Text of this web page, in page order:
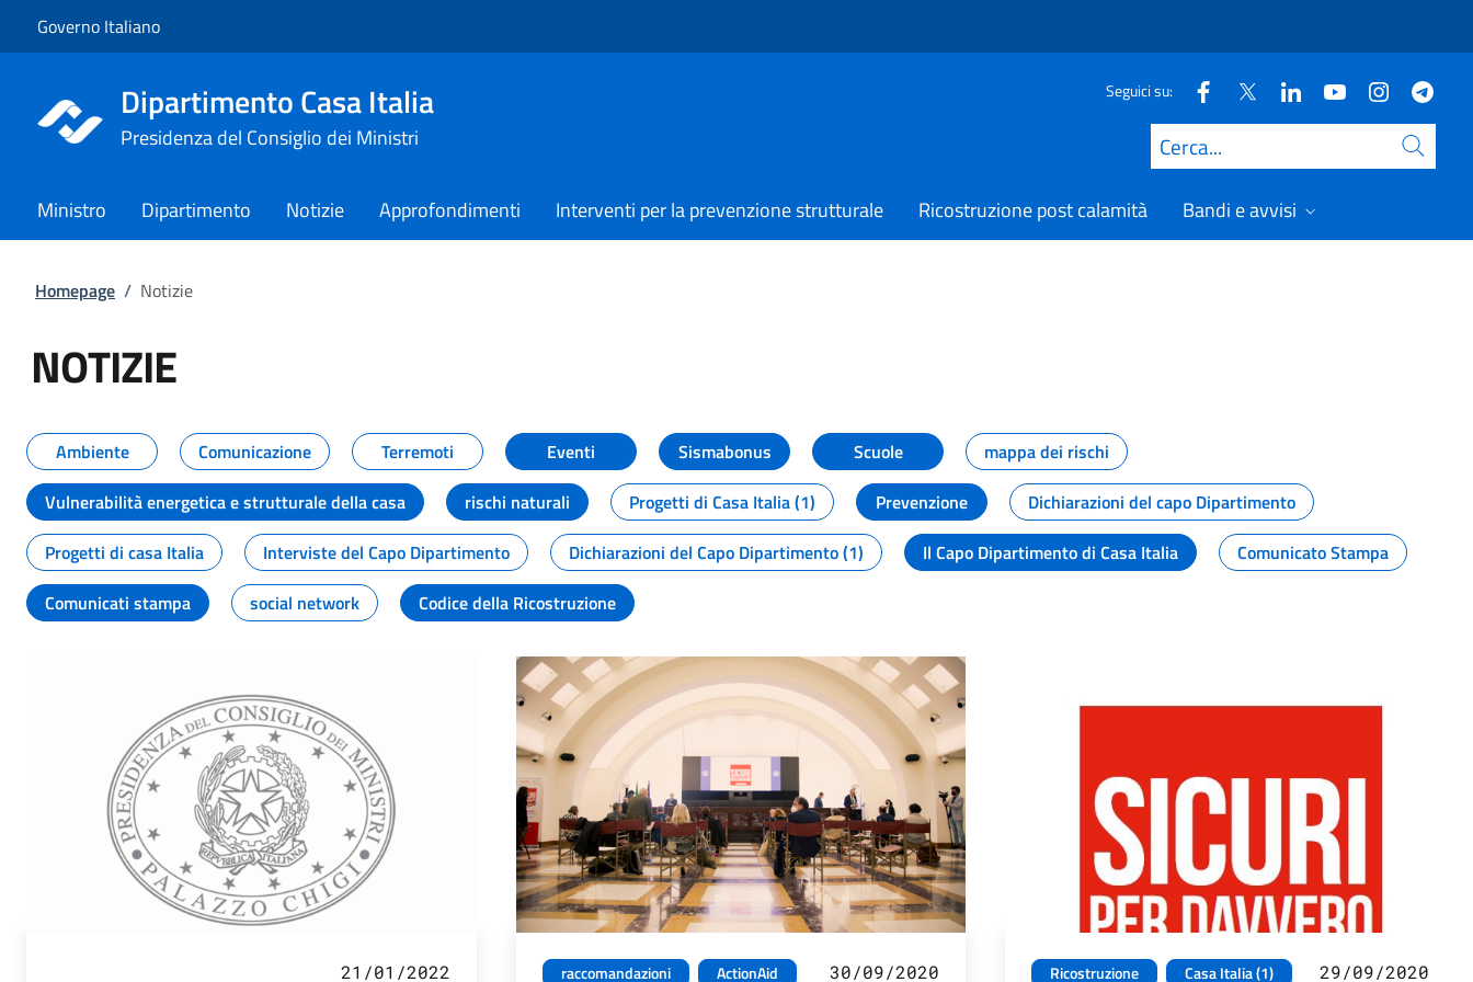
Governo Italiano
Dipartimento Casa Italia
Presidenza del Consiglio dei Ministri
Seguici su:
Cerca
Ministro Dipartimento Notizie Approfondimenti Interventi per la prevenzione strutturale Ricostruzione post calamità Bandi e avvisi
Homepage / Notizie
NOTIZIE
Tutti i contenuti della pagina NOTIZIE
Ambiente Comunicazione Terremoti Eventi Sismabonus Scuole
mappa dei rischi
Vulnerabilità energetica e strutturale della casa
rischi naturali Progetti di Casa Italia (1) Prevenzione
Dichiarazioni del capo Dipartimento
Progetti di casa Italia
Interviste del Capo Dipartimento Dichiarazioni del Capo Dipartimento (1) Il Capo Dipartimento di Casa Italia
Comunicato Stampa
Comunicati stampa
social network Codice della Ricostruzione
21/01/2022 raccomandazioni ActionAid 30/09/2020 Ricostruzione Casa Italia (1) 29/09/2020